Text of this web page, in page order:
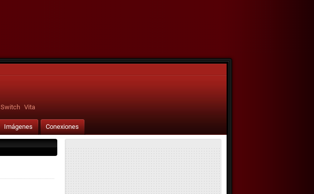
Switch Vita
Imágenes Conexiones